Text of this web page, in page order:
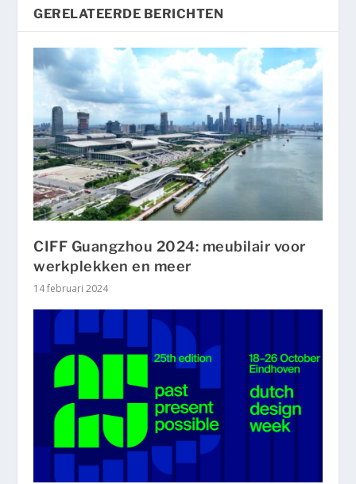
GERELATEERDE BERICHTEN
CIFF Guangzhou 2024: meubilair voor
werkplekken en meer
14 februari 2024